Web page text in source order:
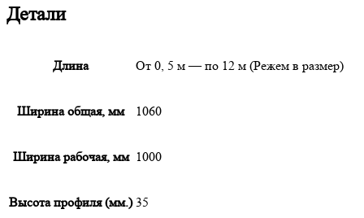
Детали
Длина От 0, 5 м — по 12 м (Режем в размер)
Ширина общая, мм 1060
Ширина рабочая, мм 1000
Высота профиля (мм.) 35